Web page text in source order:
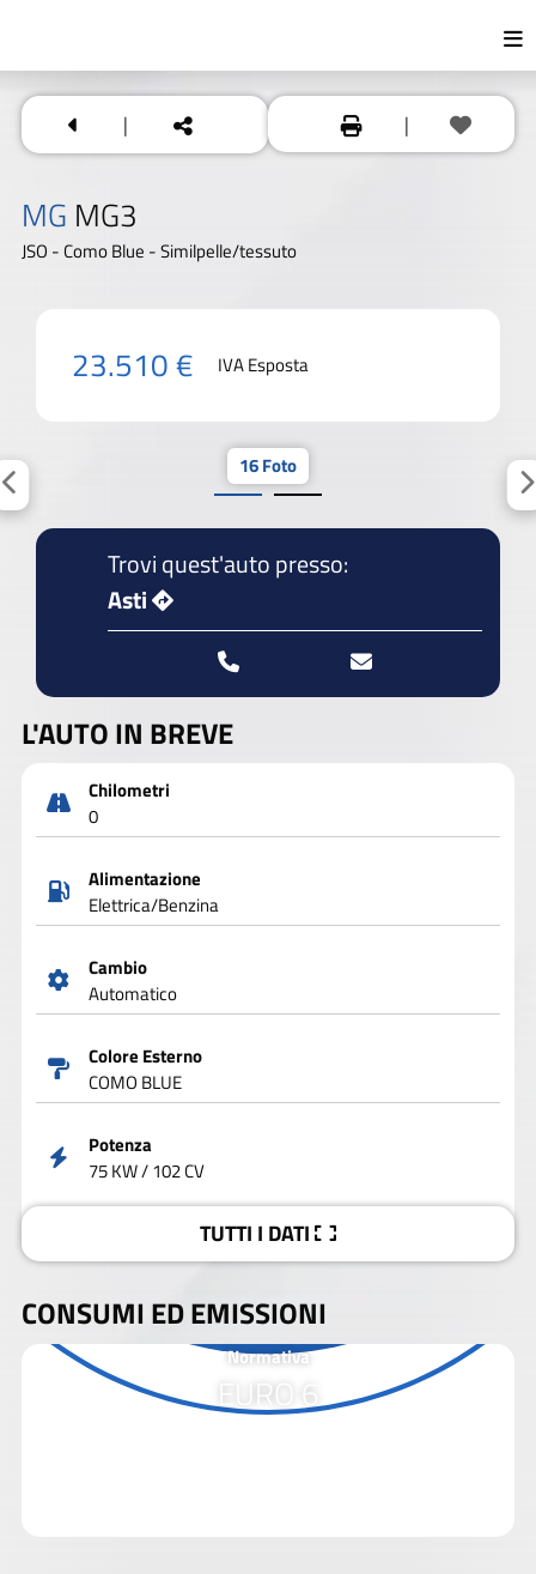
| |
MG MG3
JSO - Como Blue - Similpelle/tessuto
23.510 € IVA Esposta
16 Foto
Trovi quest'auto presso:
Asti
L'AUTO IN BREVE
Chilometri
0
Alimentazione
Elettrica/Benzina
Cambio
Automatico
Colore Esterno
COMO BLUE
Potenza
75 KW / 102 CV
TUTTI I DATI
CONSUMI ED EMISSIONI
Normativa
EURO 6